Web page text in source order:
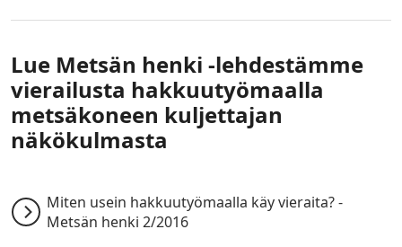
Lue Metsän henki -lehdestämme
vierailusta hakkuutyömaalla
metsäkoneen kuljettajan
näkökulmasta
Miten usein hakkuutyömaalla käy vieraita? -
Metsän henki 2/2016